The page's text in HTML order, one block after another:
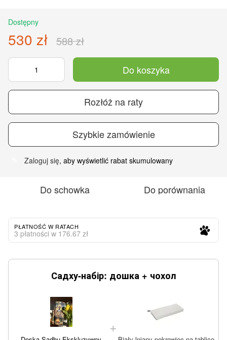
Dostępny
530 zł 588 zł
Do koszyka
Rozłóż na raty
Szybkie zamówienie
Zaloguj się, aby wyświetlić rabat skumulowany
Do schowka Do porównania
PŁATNOŚĆ W RATACH
3 płatności w 176.67 zł
Садху-набір: дошка + чохол